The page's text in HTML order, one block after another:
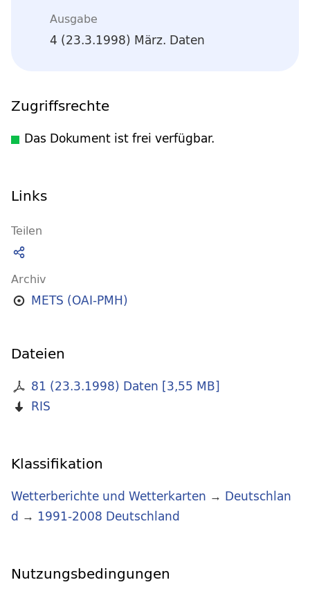
Ausgabe
4 (23.3.1998) März. Daten
Zugriffsrechte
Das Dokument ist frei verfügbar.
Links
Teilen
Archiv
METS (OAI-PMH)
Dateien
81 (23.3.1998) Daten [3,55 MB]
RIS
Klassifikation
Wetterberichte und Wetterkarten → Deutschlan
d → 1991-2008 Deutschland
Nutzungsbedingungen